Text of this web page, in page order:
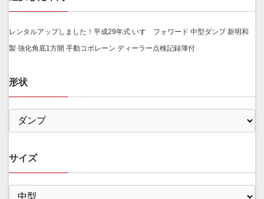
レンタルアップしました！平成29年式 いすゞフォワード 中型ダンプ 新明和
製 強化角底1方開 手動コボレーン ディーラー点検記録簿付
形状
サイズ